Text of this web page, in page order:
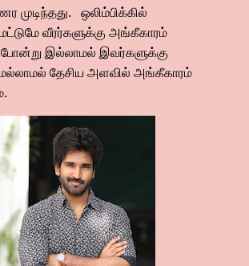
முடிந்தது. ஒலிம்பிக்கில்
வீரர்களுக்கு அங்கீகாரம்
இல்லாமல் இவர்களுக்கு
தேசிய அளவில் அங்கீகாரம்